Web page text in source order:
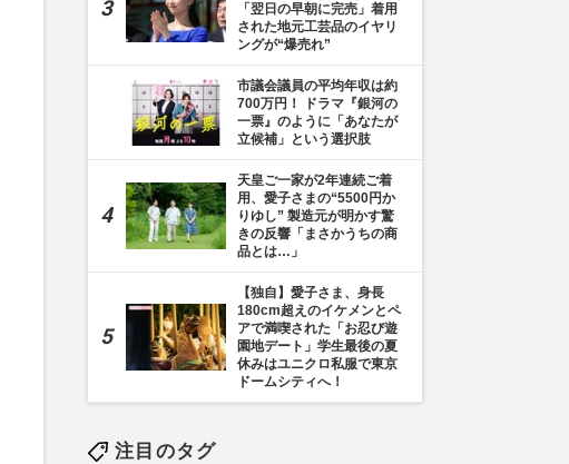
「翌日の早朝に完売」着用
された地元工芸品のイヤリ
ングが“爆売れ”
市議会議員の平均年収は約
700万円！ ドラマ『銀河の
一票』のように「あなたが
立候補」という選択肢
天皇ご一家が2年連続ご着
用、愛子さまの“5500円か
りゆし” 製造元が明かす驚
きの反響「まさかうちの商
品とは…」
【独自】愛子さま、身長
180cm超えのイケメンとペ
アで満喫された「お忍び遊
園地デート」学生最後の夏
休みはユニクロ私服で東京
ドームシティへ！
注目のタグ